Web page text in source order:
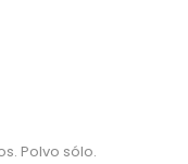
Polvo sólo.